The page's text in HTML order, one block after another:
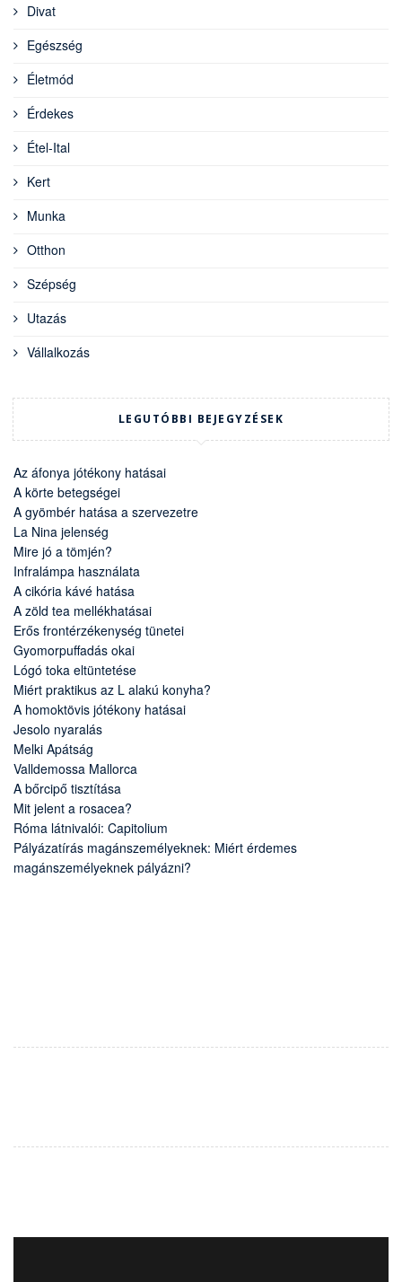
Divat
Egészség
Életmód
Érdekes
Étel-Ital
Kert
Munka
Otthon
Szépség
Utazás
Vállalkozás
LEGUTÓBBI BEJEGYZÉSEK
Az áfonya jótékony hatásai
A körte betegségei
A gyömbér hatása a szervezetre
La Nina jelenség
Mire jó a tömjén?
Infralámpa használata
A cikória kávé hatása
A zöld tea mellékhatásai
Erős frontérzékenység tünetei
Gyomorpuffadás okai
Lógó toka eltüntetése
Miért praktikus az L alakú konyha?
A homoktövis jótékony hatásai
Jesolo nyaralás
Melki Apátság
Valldemossa Mallorca
A bőrcipő tisztítása
Mit jelent a rosacea?
Róma látnivalói: Capitolium
Pályázatírás magánszemélyeknek: Miért érdemes
magánszemélyeknek pályázni?